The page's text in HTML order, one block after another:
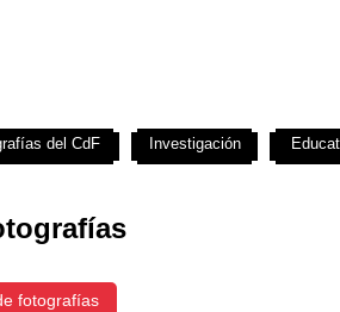
fotografías
del CdF Investigación